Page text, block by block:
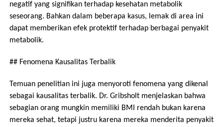
negatif yang signifikan terhadap kesehatan metabolik
seseorang. Bahkan dalam beberapa kasus, lemak di area ini
dapat memberikan efek protektif terhadap berbagai penyakit
metabolik.
## Fenomena Kausalitas Terbalik
Temuan penelitian ini juga menyoroti fenomena yang dikenal
sebagai kausalitas terbalik. Dr. Gribsholt menjelaskan bahwa
sebagian orang mungkin memiliki BMI rendah bukan karena
mereka sehat, tetapi justru karena mereka menderita penyakit